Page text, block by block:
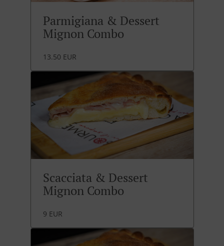
Parmigiana & Dessert
Mignon Combo
13.50 EUR
Scacciata & Dessert
Mignon Combo
9 EUR